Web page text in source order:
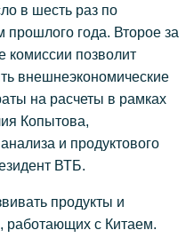
в шесть раз по
года. Второе за
комиссии позволит
внешнеэкономические
на расчеты в рамках
Копытова,
и продуктового
ВТБ.
продукты и
работающих с Китаем.